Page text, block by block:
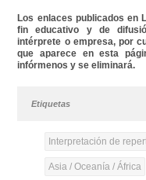
Los enlaces publicados en
fin educativo y de
intérprete o empresa, por
que aparece en esta
infórmenos y se eliminará.
Etiquetas
Interpretación de
Asia / Oceanía / África